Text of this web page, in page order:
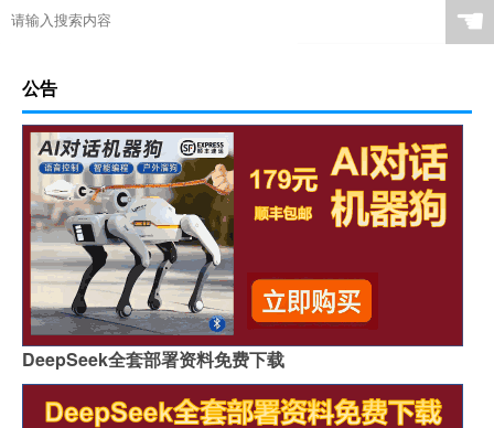
☚
公告
DeepSeek全套部署资料免费下载